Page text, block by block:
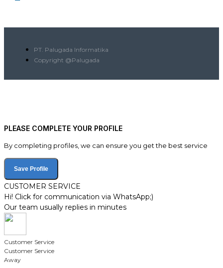
PT. Palugada Informatika
Copyright @Palugada
PLEASE COMPLETE YOUR PROFILE
By completing profiles, we can ensure you get the best service
Save Profile
CUSTOMER SERVICE
Hi! Click for communication via WhatsApp;)
Our team usually replies in minutes
Customer Service
Customer Service
Away